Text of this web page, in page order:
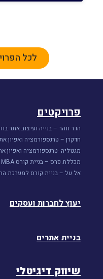
לכל
פרויקטים
הדר זוהר – בנייה ועיצוב אתר
חדקרן – טרנספורמציה ואפיון
מגנוליה -טרנספורמציה ואפיון
מכללת פרס – בניית קורס MBA
אל על – בניית קורס למערכת
יעוץ לחברות ועסקים
בניית אתרים
שיווק דיגיטלי